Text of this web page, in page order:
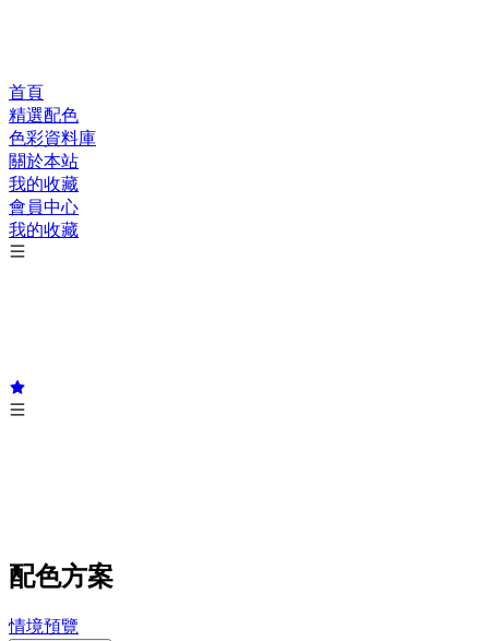
首頁
精選配色
色彩資料庫
關於本站
我的收藏
會員中心
我的收藏
配色方案
情境預覽